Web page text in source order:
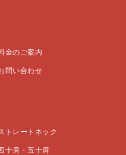
金のご案内
問い合わせ
トレートネック
十肩・五十肩